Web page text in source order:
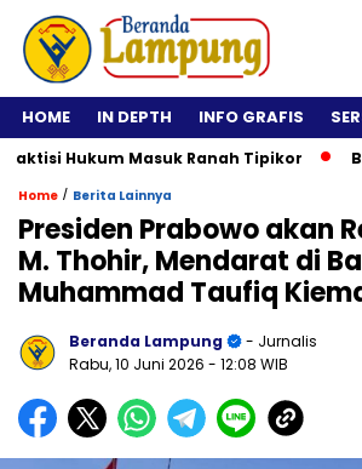
HOME IN DEPTH INFO GRAFIS
Hukum Masuk Ranah Tipikor
Home / Berita Lainnya
Presiden Prabowo akan
M. Thohir, Mendarat di
Muhammad Taufiq
Beranda Lampung
- Jurnalis
Rabu, 10 Juni 2026 - 12:08 WIB